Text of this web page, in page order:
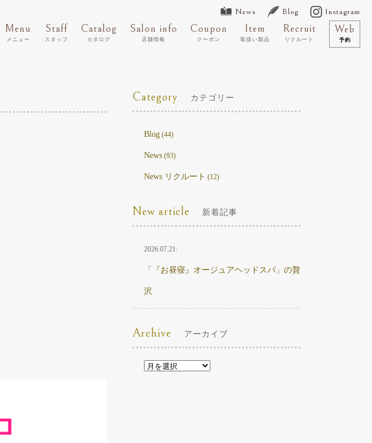
News Blog Instagram
Menu
メニュー
Staff
スタッフ
Catalog
カタログ
Salon info
店舗情報
Coupon
クーポン
Item
取扱い製品
Recruit
リクルート
Web
予約
Category カテゴリー
Blog (44)
News (93)
News リクルート (12)
New article 新着記事
2026.07.21:
「『お昼寝』オージュアヘッドスパ」の贅
沢
Archive アーカイブ